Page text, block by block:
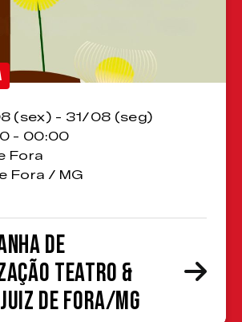
(sex) - 31/08 (seg)
- 00:00
Fora
Fora / MG
de
Teatro &
de Fora/MG